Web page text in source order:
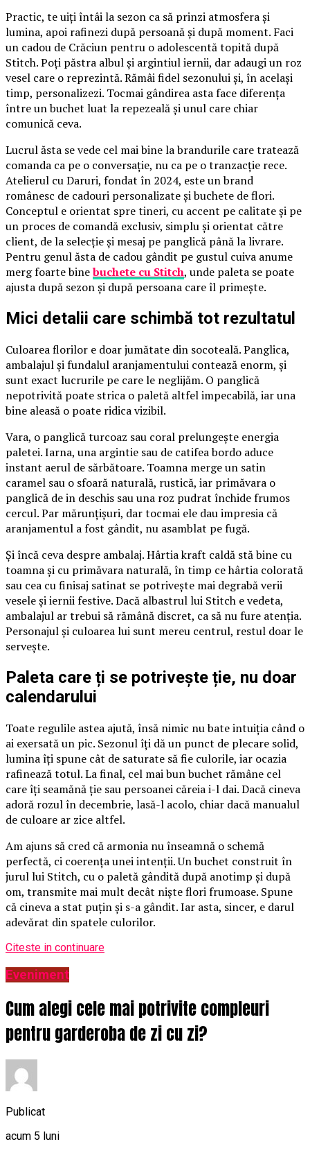
Practic, te uiți întâi la sezon ca să prinzi atmosfera și
lumina, apoi rafinezi după persoană și după moment. Faci
un cadou de Crăciun pentru o adolescentă topită după
Stitch. Poți păstra albul și argintiul iernii, dar adaugi un roz
vesel care o reprezintă. Rămâi fidel sezonului și, în același
timp, personalizezi. Tocmai gândirea asta face diferența
între un buchet luat la repezeală și unul care chiar
comunică ceva.
Lucrul ăsta se vede cel mai bine la brandurile care tratează
comanda ca pe o conversație, nu ca pe o tranzacție rece.
Atelierul cu Daruri, fondat în 2024, este un brand
românesc de cadouri personalizate și buchete de flori.
Conceptul e orientat spre tineri, cu accent pe calitate și pe
un proces de comandă exclusiv, simplu și orientat către
client, de la selecție și mesaj pe panglică până la livrare.
Pentru genul ăsta de cadou gândit pe gustul cuiva anume
merg foarte binebuchete cu Stitch, unde paleta se poate
ajusta după sezon și după persoana care îl primește.
Mici detalii care schimbă tot rezultatul
Culoarea florilor e doar jumătate din socoteală. Panglica,
ambalajul și fundalul aranjamentului contează enorm, și
sunt exact lucrurile pe care le neglijăm. O panglică
nepotrivită poate strica o paletă altfel impecabilă, iar una
bine aleasă o poate ridica vizibil.
Vara, o panglică turcoaz sau coral prelungește energia
paletei. Iarna, una argintie sau de catifea bordo aduce
instant aerul de sărbătoare. Toamna merge un satin
caramel sau o sfoară naturală, rustică, iar primăvara o
panglică de in deschis sau una roz pudrat închide frumos
cercul. Par mărunțișuri, dar tocmai ele dau impresia că
aranjamentul a fost gândit, nu asamblat pe fugă.
Și încă ceva despre ambalaj. Hârtia kraft caldă stă bine cu
toamna și cu primăvara naturală, în timp ce hârtia colorată
sau cea cu finisaj satinat se potrivește mai degrabă verii
vesele și iernii festive. Dacă albastrul lui Stitch e vedeta,
ambalajul ar trebui să rămână discret, ca să nu fure atenția.
Personajul și culoarea lui sunt mereu centrul, restul doar le
servește.
Paleta care ți se potrivește ție, nu doar
calendarului
Toate regulile astea ajută, însă nimic nu bate intuiția când o
ai exersată un pic. Sezonul îți dă un punct de plecare solid,
lumina îți spune cât de saturate să fie culorile, iar ocazia
rafinează totul. La final, cel mai bun buchet rămâne cel
care îți seamănă ție sau persoanei căreia i-l dai. Dacă cineva
adoră rozul în decembrie, lasă-l acolo, chiar dacă manualul
de culoare ar zice altfel.
Am ajuns să cred că armonia nu înseamnă o schemă
perfectă, ci coerența unei intenții. Un buchet construit în
jurul lui Stitch, cu o paletă gândită după anotimp și după
om, transmite mai mult decât niște flori frumoase. Spune
că cineva a stat puțin și s-a gândit. Iar asta, sincer, e darul
adevărat din spatele culorilor.
Citeste in continuare
Eveniment
Cum alegi cele mai potrivite compleuri
pentru garderoba de zi cu zi?
Publicat
acum 5 luni